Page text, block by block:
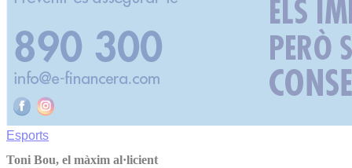
Esports
Toni Bou, el màxim al·licient